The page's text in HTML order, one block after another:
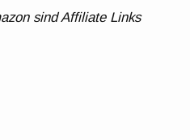
sind Affiliate Links